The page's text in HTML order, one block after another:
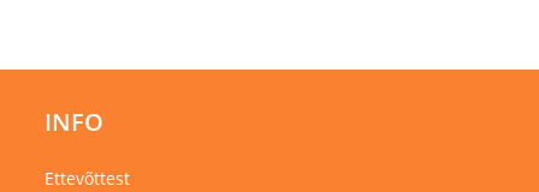
INFO
Ettevõttest